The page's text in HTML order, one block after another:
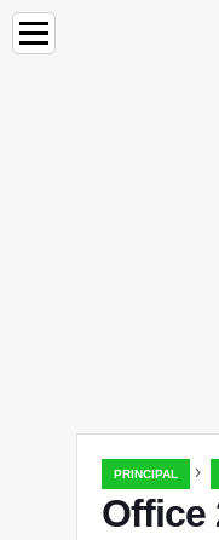
PRINCIPAL ›
Office